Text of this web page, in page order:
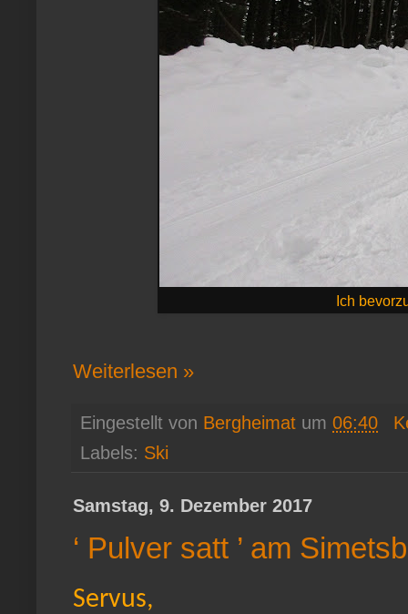
Ich
Weiterlesen »
Eingestellt von Bergheimat um 06:40
Labels: Ski
Samstag, 9. Dezember 2017
‘ Pulver satt ’ am
Servus,